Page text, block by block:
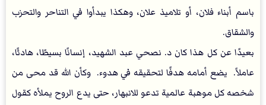
باسم أبناء فلان، أو تلاميذ علان، وهكذا يبدأوا في التناحر والتحزب
والشقاق.
بعيدًا عن كل هذا كان د. نصحي عبد الشهيد، إنسانًا بسيطًا، هادئًا،
عاملاً. يضع أمامه هدفًا لتحقيقه في هدوء. وكأن الله قد محى من
شخصه كل موهبة عالمية تدعو للانبهار، حتى يدع الروح يملأه كقول